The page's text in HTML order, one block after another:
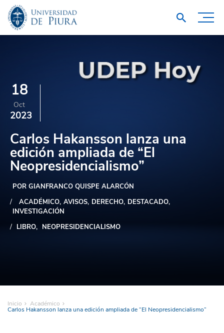
18
Oct
2023
Carlos Hakansson lanza una
edición ampliada de “El
Neopresidencialismo”
POR GIANFRANCO QUISPE ALARCÓN
ACADÉMICO AVISOS DERECHO DESTACADO
INVESTIGACIÓN
LIBRO
NEOPRESIDENCIALISMO
Inicio Académico
Carlos Hakansson lanza una edición ampliada de “El Neopresidencialismo”